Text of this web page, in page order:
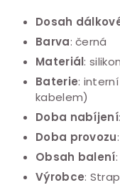
Dosah
Barva: černá
Materiál: silikon
Baterie:
kabelem)
Doba nabíjení
Doba provozu
Obsah balení
Výrobce: